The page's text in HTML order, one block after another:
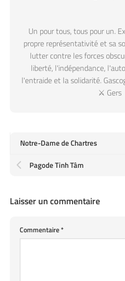
Un pour tous, tous pour un.
propre représentativité et sa
lutter contre les forces
liberté, l'indépendance,
l'entraide et la solidarité.
⚔️ Gers
Notre-Dame de Chartres
Pagode Tinh Tâm
Laisser un commentaire
Commentaire*